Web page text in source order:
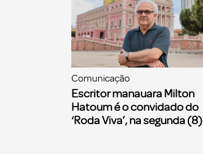
Comunicação
Escritor manauara Milton
Hatoum é o convidado do
‘Roda Viva’, na segunda (8)